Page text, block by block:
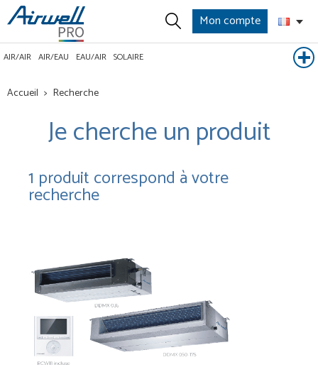
Mon compte
AIR/AIR AIR/EAU EAU/AIR SOLAIRE
Accueil Recherche
Je cherche un produit
1 produit correspond à votre
recherche